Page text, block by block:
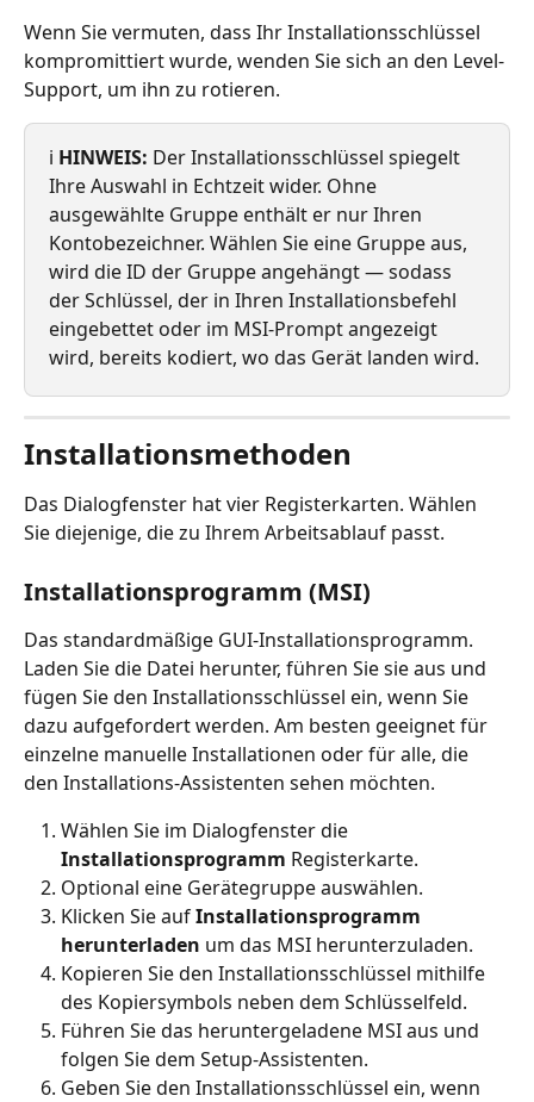
Wenn Sie vermuten, dass Ihr Installationsschlüssel
kompromittiert wurde, wenden Sie sich an den Level-
Support, um ihn zu rotieren.
ℹ️ HINWEIS: Der Installationsschlüssel spiegelt
Ihre Auswahl in Echtzeit wider. Ohne
ausgewählte Gruppe enthält er nur Ihren
Kontobezeichner. Wählen Sie eine Gruppe aus,
wird die ID der Gruppe angehängt — sodass
der Schlüssel, der in Ihren Installationsbefehl
eingebettet oder im MSI-Prompt angezeigt
wird, bereits kodiert, wo das Gerät landen wird.
Installationsmethoden
Das Dialogfenster hat vier Registerkarten. Wählen
Sie diejenige, die zu Ihrem Arbeitsablauf passt.
Installationsprogramm (MSI)
Das standardmäßige GUI-Installationsprogramm.
Laden Sie die Datei herunter, führen Sie sie aus und
fügen Sie den Installationsschlüssel ein, wenn Sie
dazu aufgefordert werden. Am besten geeignet für
einzelne manuelle Installationen oder für alle, die
den Installations-Assistenten sehen möchten.
Wählen Sie im Dialogfenster die
Installationsprogramm Registerkarte.
Optional eine Gerätegruppe auswählen.
Klicken Sie auf Installationsprogramm
herunterladen um das MSI herunterzuladen.
Kopieren Sie den Installationsschlüssel mithilfe
des Kopiersymbols neben dem Schlüsselfeld.
Führen Sie das heruntergeladene MSI aus und
folgen Sie dem Setup-Assistenten.
Geben Sie den Installationsschlüssel ein, wenn